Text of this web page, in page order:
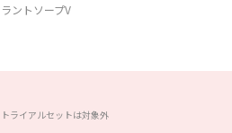
ントソープV
ライアルセットは対象外